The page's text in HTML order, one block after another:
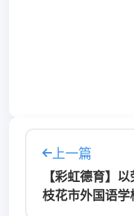
上一篇
【彩虹德育】
枝花市外国语